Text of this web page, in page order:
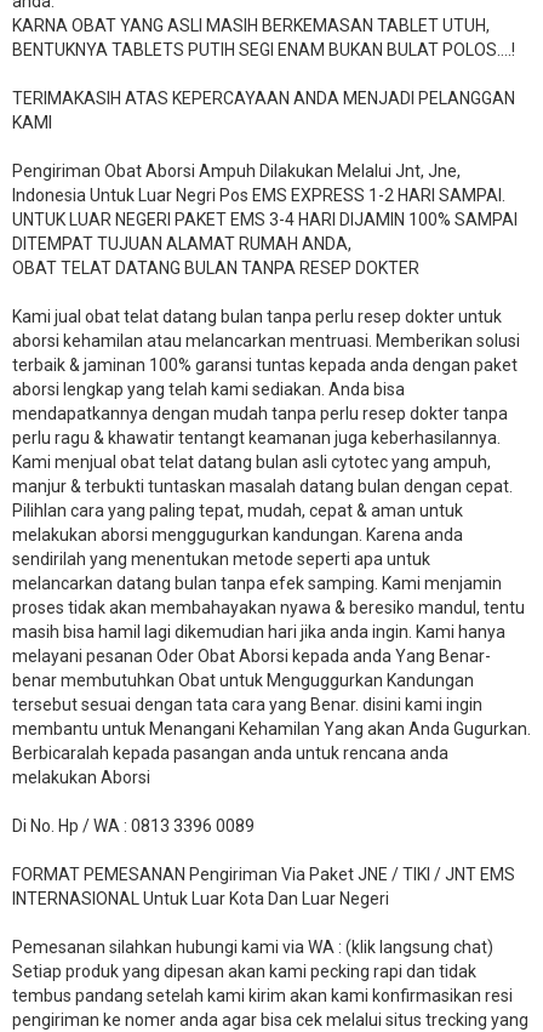
KARNA OBAT YANG ASLI MASIH BERKEMASAN TABLET UTUH,
BENTUKNYA TABLETS PUTIH SEGI ENAM BUKAN BULAT POLOS….!
TERIMAKASIH ATAS KEPERCAYAAN ANDA MENJADI PELANGGAN
KAMI
Pengiriman Obat Aborsi Ampuh Dilakukan Melalui Jnt, Jne,
Indonesia Untuk Luar Negri Pos EMS EXPRESS 1-2 HARI SAMPAI.
UNTUK LUAR NEGERI PAKET EMS 3-4 HARI DIJAMIN 100% SAMPAI
DITEMPAT TUJUAN ALAMAT RUMAH ANDA,
OBAT TELAT DATANG BULAN TANPA RESEP DOKTER
Kami jual obat telat datang bulan tanpa perlu resep dokter untuk
aborsi kehamilan atau melancarkan mentruasi. Memberikan solusi
terbaik & jaminan 100% garansi tuntas kepada anda dengan paket
aborsi lengkap yang telah kami sediakan. Anda bisa
mendapatkannya dengan mudah tanpa perlu resep dokter tanpa
perlu ragu & khawatir tentangt keamanan juga keberhasilannya.
Kami menjual obat telat datang bulan asli cytotec yang ampuh,
manjur & terbukti tuntaskan masalah datang bulan dengan cepat.
Pilihlan cara yang paling tepat, mudah, cepat & aman untuk
melakukan aborsi menggugurkan kandungan. Karena anda
sendirilah yang menentukan metode seperti apa untuk
melancarkan datang bulan tanpa efek samping. Kami menjamin
proses tidak akan membahayakan nyawa & beresiko mandul, tentu
masih bisa hamil lagi dikemudian hari jika anda ingin. Kami hanya
melayani pesanan Oder Obat Aborsi kepada anda Yang Benar-
benar membutuhkan Obat untuk Menguggurkan Kandungan
tersebut sesuai dengan tata cara yang Benar. disini kami ingin
membantu untuk Menangani Kehamilan Yang akan Anda Gugurkan.
Berbicaralah kepada pasangan anda untuk rencana anda
melakukan Aborsi
Di No. Hp / WA : 0813 3396 0089
FORMAT PEMESANAN Pengiriman Via Paket JNE / TIKI / JNT EMS
INTERNASIONAL Untuk Luar Kota Dan Luar Negeri
Pemesanan silahkan hubungi kami via WA : (klik langsung chat)
Setiap produk yang dipesan akan kami pecking rapi dan tidak
tembus pandang setelah kami kirim akan kami konfirmasikan resi
pengiriman ke nomer anda agar bisa cek melalui situs trecking yang